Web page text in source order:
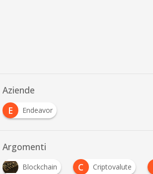
Aziende
E
Endeavor
Argomenti
C Criptovalute E EconomyUp tv